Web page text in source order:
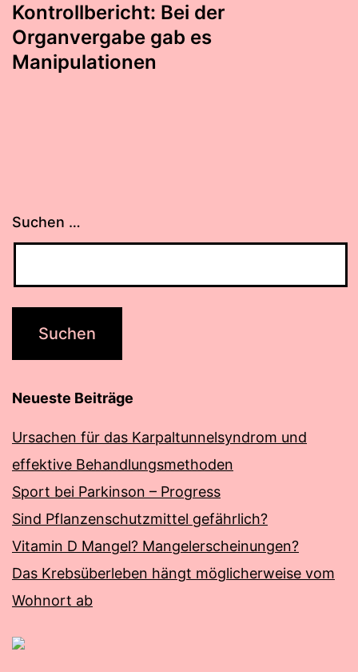
Kontrollbericht: Bei der
Organvergabe gab es
Manipulationen
Suchen …
Neueste Beiträge
Ursachen für das Karpaltunnelsyndrom und
effektive Behandlungsmethoden
Sport bei Parkinson – Progress
Sind Pflanzenschutzmittel gefährlich?
Vitamin D Mangel? Mangelerscheinungen?
Das Krebsüberleben hängt möglicherweise vom
Wohnort ab